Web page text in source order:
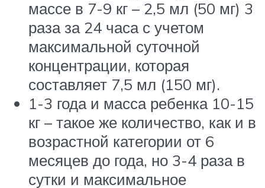
массе в 7-9 кг – 2,5 мл (50 мг) 3
раза за 24 часа с учетом
максимальной суточной
концентрации, которая
составляет 7,5 мл (150 мг).
1-3 года и масса ребенка 10-15
кг – такое же количество, как и в
возрастной категории от 6
месяцев до года, но 3-4 раза в
сутки и максимальное